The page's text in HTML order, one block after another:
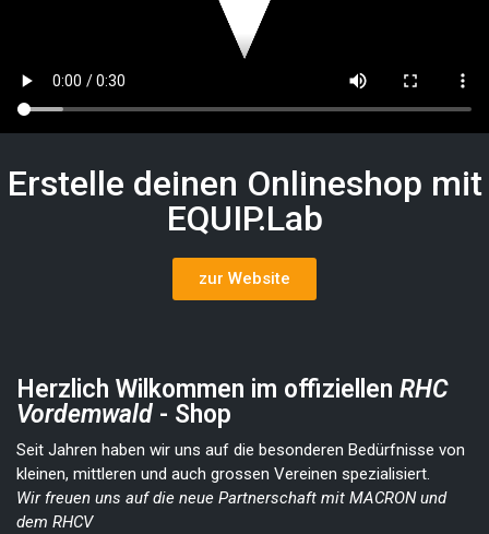
Erstelle deinen Onlineshop mit
EQUIP.Lab
zur Website
Herzlich Wilkommen im offiziellen RHC
Vordemwald - Shop
Seit Jahren haben wir uns auf die besonderen Bedürfnisse von
kleinen, mittleren und auch grossen Vereinen spezialisiert.
Wir freuen uns auf die neue Partnerschaft mit MACRON und
dem RHCV